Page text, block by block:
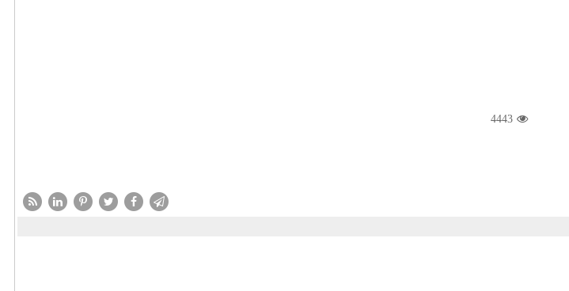
4443